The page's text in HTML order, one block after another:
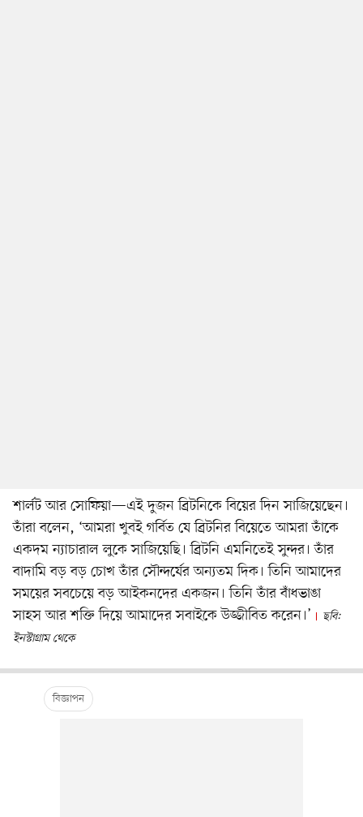
শার্লট আর সোফিয়া—এই দুজন ব্রিটনিকে বিয়ের দিন সাজিয়েছেন।
তাঁরা বলেন, ‘আমরা খুবই গর্বিত যে ব্রিটনির বিয়েতে আমরা তাঁকে
একদম ন্যাচারাল লুকে সাজিয়েছি। ব্রিটনি এমনিতেই সুন্দর। তাঁর
বাদামি বড় বড় চোখ তাঁর সৌন্দর্যের অন্যতম দিক। তিনি আমাদের
সময়ের সবচেয়ে বড় আইকনদের একজন। তিনি তাঁর বাঁধভাঙা
সাহস আর শক্তি দিয়ে আমাদের সবাইকে উজ্জীবিত করেন।’
ছবি:
ইনস্টাগ্রাম থেকে